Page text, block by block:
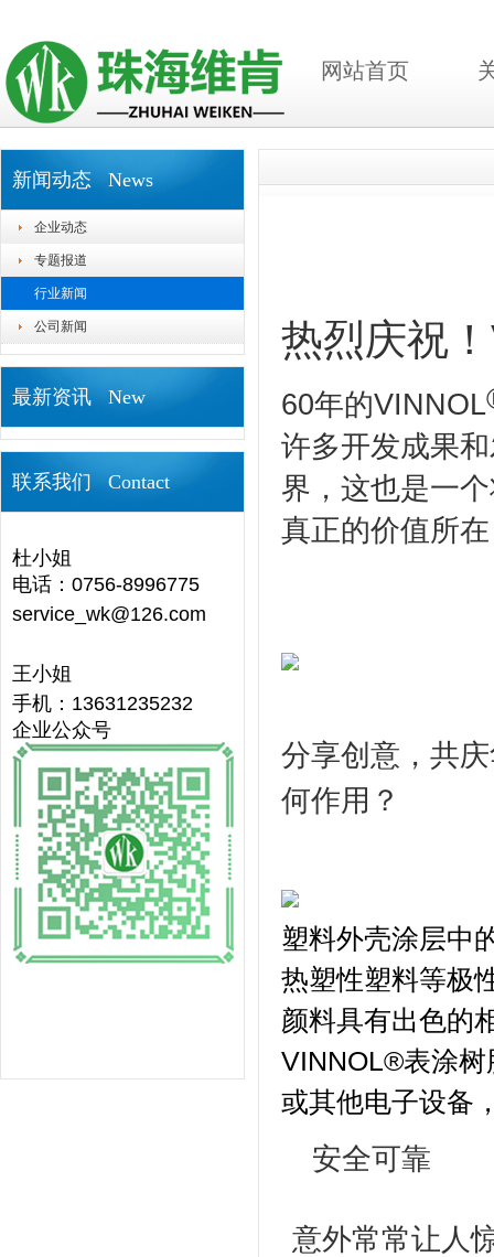
网站首页
新闻动态 News
企业动态
专题报道
行业新闻
公司新闻
最新资讯 New
联系我们 Contact
杜小姐
电话：0756-8996775
service_wk@126.com
王小姐
手机：13631235232
企业公众号
热烈庆祝
60年的VINNOL
许多开发成果
界，这也是一
真正的价值所
分享创意，共
何作用？
塑料外壳涂层中
热塑性塑料等极
颜料具有出色的
VINNOL®表涂树
或其他电子设备
安全可靠
意外常常让人